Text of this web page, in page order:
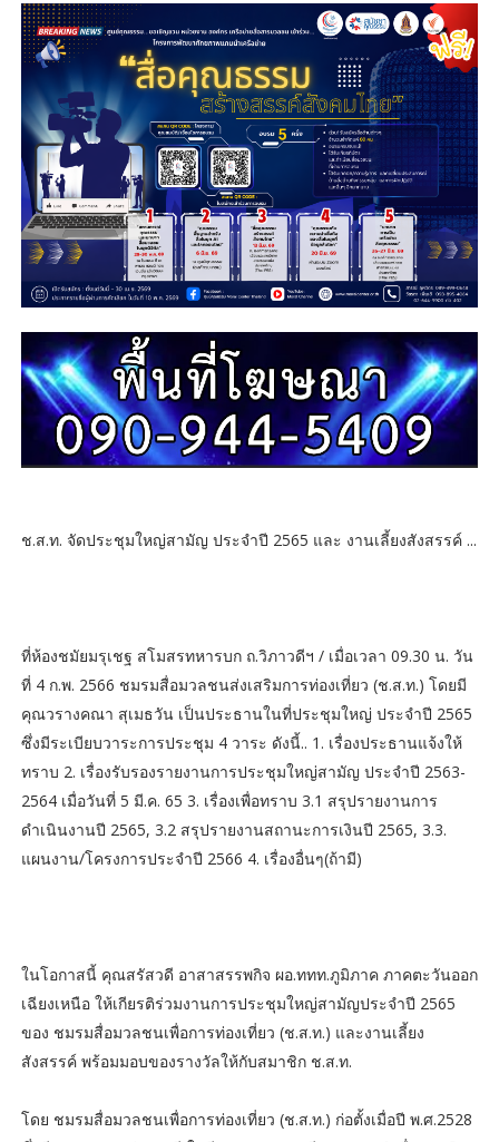
ช.ส.ท. จัดประชุมใหญ่สามัญ ประจำปี 2565 และ งานเลี้ยงสังสรรค์ ...
ที่ห้องชมัยมรุเชฐ สโมสรทหารบก ถ.วิภาวดีฯ / เมื่อเวลา 09.30 น. วัน
ที่ 4 ก.พ. 2566 ชมรมสื่อมวลชนส่งเสริมการท่องเที่ยว (ช.ส.ท.) โดยมี
คุณวรางคณา สุเมธวัน เป็นประธานในที่ประชุมใหญ่ ประจำปี 2565
ซึ่งมีระเบียบวาระการประชุม 4 วาระ ดังนี้.. 1. เรื่องประธานแจ้งให้
ทราบ 2. เรื่องรับรองรายงานการประชุมใหญ่สามัญ ประจำปี 2563-
2564 เมื่อวันที่ 5 มี.ค. 65 3. เรื่องเพื่อทราบ 3.1 สรุปรายงานการ
ดำเนินงานปี 2565, 3.2 สรุปรายงานสถานะการเงินปี 2565, 3.3.
แผนงาน/โครงการประจำปี 2566 4. เรื่องอื่นๆ(ถ้ามี)
ในโอกาสนี้ คุณสรัสวดี อาสาสรรพกิจ ผอ.ททท.ภูมิภาค ภาคตะวันออก
เฉียงเหนือ ให้เกียรติร่วมงานการประชุมใหญ่สามัญประจำปี 2565
ของ ชมรมสื่อมวลชนเพื่อการท่องเที่ยว (ช.ส.ท.) และงานเลี้ยง
สังสรรค์ พร้อมมอบของรางวัลให้กับสมาชิก ช.ส.ท.
โดย ชมรมสื่อมวลชนเพื่อการท่องเที่ยว (ช.ส.ท.) ก่อตั้งเมื่อปี พ.ศ.2528